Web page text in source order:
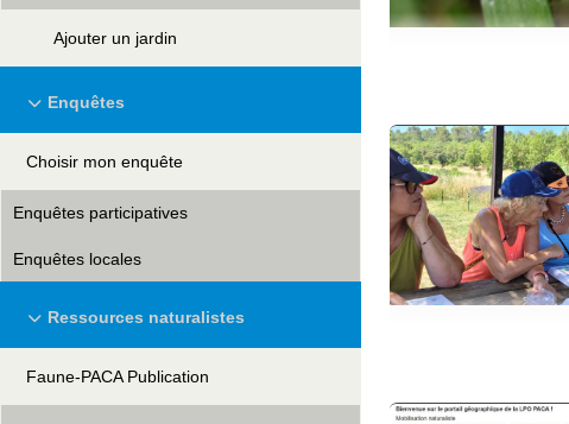
Ajouter un jardin
Enquêtes
Choisir mon enquête
Enquêtes participatives
Enquêtes locales
Ressources naturalistes
Faune-PACA Publication